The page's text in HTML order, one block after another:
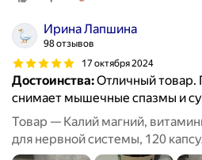
Ирина Лапшина
98 отзывов
17 октября 2024
Достоинства:Отличный товар.
снимает мышечные спазмы и
Товар — Калий магний,
для нервной системы, 120